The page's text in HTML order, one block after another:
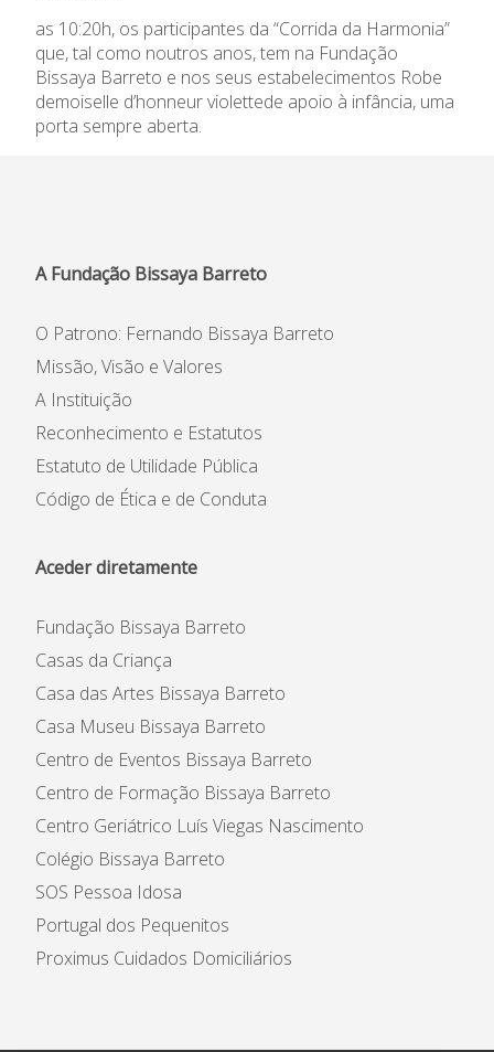
as 10:20h, os participantes da “Corrida da Harmonia”
que, tal como noutros anos, tem na Fundação
Bissaya Barreto e nos seus estabelecimentos Robe
demoiselle d’honneur violettede apoio à infância, uma
porta sempre aberta.
A Fundação Bissaya Barreto
O Patrono: Fernando Bissaya Barreto
Missão, Visão e Valores
A Instituição
Reconhecimento e Estatutos
Estatuto de Utilidade Pública
Código de Ética e de Conduta
Aceder diretamente
Fundação Bissaya Barreto
Casas da Criança
Casa das Artes Bissaya Barreto
Casa Museu Bissaya Barreto
Centro de Eventos Bissaya Barreto
Centro de Formação Bissaya Barreto
Centro Geriátrico Luís Viegas Nascimento
Colégio Bissaya Barreto
SOS Pessoa Idosa
Portugal dos Pequenitos
Proximus Cuidados Domiciliários